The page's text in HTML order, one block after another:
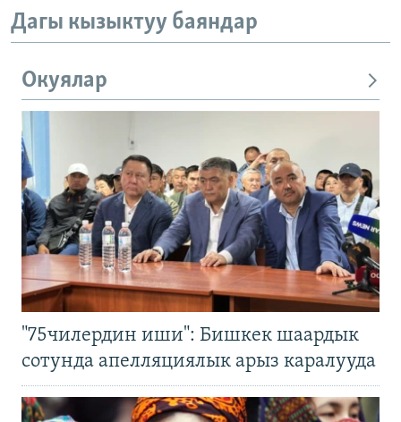
Дагы кызыктуу баяндар
Окуялар
"75чилердин иши": Бишкек шаардык
сотунда апелляциялык арыз каралууда